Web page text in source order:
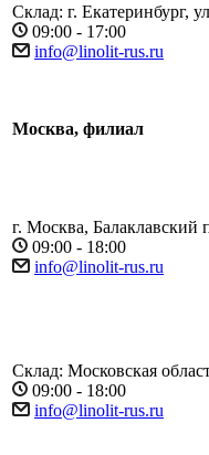
Склад: г. Екатеринбург,
09:00 - 17:00
info@linolit-rus.ru
Москва, филиал
г. Москва, Балаклавский
09:00 - 18:00
info@linolit-rus.ru
Склад: Московская
09:00 - 18:00
info@linolit-rus.ru